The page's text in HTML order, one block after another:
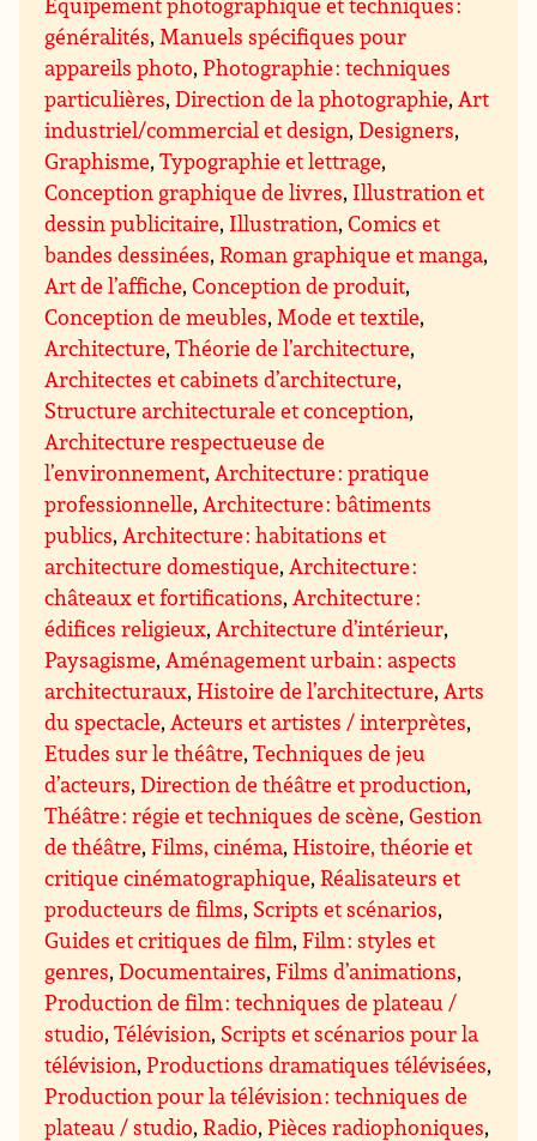
généralités,Manuels spécifiques pour
appareils photo,Photographie : techniques
particulières,Direction de la photographie,Art
industriel/commercial et design,Designers,
Graphisme,Typographie et lettrage,
Conception graphique de livres, Illustration et
dessin publicitaire, Illustration,Comics et
bandes dessinées,Roman graphique et manga,
Art de l’affiche,Conception de produit,
Conception de meubles,Mode et textile,
Architecture,Théorie de l’architecture,
Architectes et cabinets d’architecture,
Structure architecturale et conception,
Architecture respectueuse de
l’environnement,Architecture : pratique
professionnelle,Architecture : bâtiments
publics,Architecture : habitations et
architecture domestique,Architecture :
châteaux et fortifications,Architecture :
édifices religieux,Architecture d’intérieur,
Paysagisme,Aménagement urbain : aspects
architecturaux,Histoire de l’architecture,Arts
du spectacle,Acteurs et artistes / interprètes,
Etudes sur le théâtre,Techniques de jeu
d’acteurs,Direction de théâtre et production,
Théâtre : régie et techniques de scène,Gestion
de théâtre,Films, cinéma,Histoire, théorie et
critique cinématographique,Réalisateurs et
producteurs de films, Scripts et scénarios,
Guides et critiques de film,Film : styles et
genres,Documentaires,Films d’animations,
Production de film : techniques de plateau /
studio,Télévision, Scripts et scénarios pour la
télévision,Productions dramatiques télévisées,
Production pour la télévision : techniques de
plateau / studio,Radio,Pièces radiophoniques,